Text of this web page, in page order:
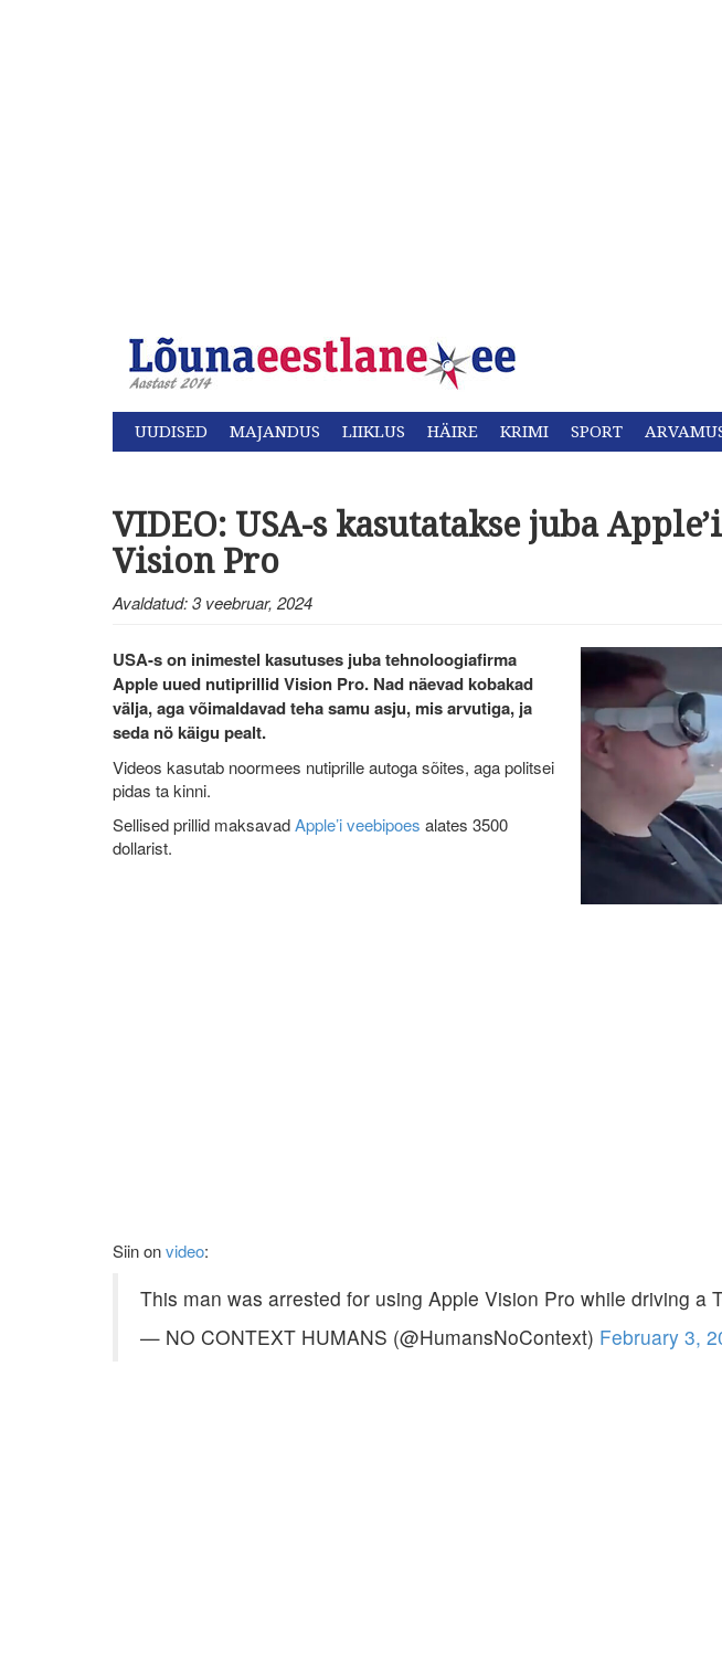
UUDISED MAJANDUS LIIKLUS HÄIRE KRIMI SPORT
VIDEO: USA-s kasutatakse juba
Vision Pro
Avaldatud: 3 veebruar, 2024
USA-s on inimestel kasutuses juba tehnoloogiafirma
Apple uued nutiprillid Vision Pro. Nad näevad kobakad
välja, aga võimaldavad teha samu asju, mis arvutiga, ja
seda nö käigu pealt.
Videos kasutab noormees nutiprille autoga sõites, aga politsei
pidas ta kinni.
Sellised prillid maksavadApple’i veebipoes alates 3500
dollarist.
Siin onvideo:
This man was arrested for using Apple Vision Pro while driving a
— NO CONTEXT HUMANS (@HumansNoContext) February 3,